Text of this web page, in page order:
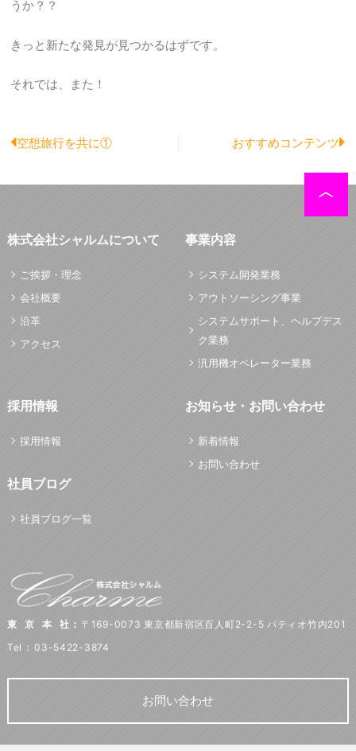
うか？？
きっと新たな発見が見つかるはずです。
それでは、また！
Prev
空想旅行を共に① おすすめコンテンツ
株式会社シャルムについて
ご挨拶・理念
会社概要
沿革
アクセス
事業内容
システム開発業務
アウトソーシング事業
システムサポート、ヘルプデス
ク業務
汎用機オペレーター業務
採用情報
採用情報
社員ブログ
社員ブログ一覧
お知らせ・お問い合わせ
新着情報
お問い合わせ
東京本社 ： 〒169-0073 東京都新宿区百人町2-2-5 パティオ竹内201
Tel ： 03-5422-3874
お問い合わせ